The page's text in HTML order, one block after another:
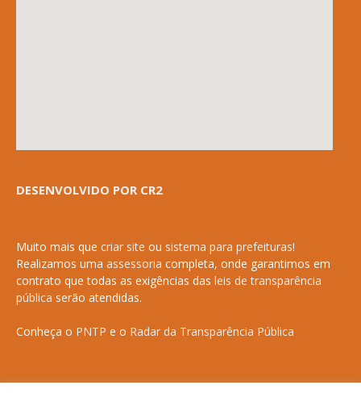
DESENVOLVIDO POR CR2
Muito mais que criar site ou sistema para prefeituras!
Realizamos uma assessoria completa, onde garantimos em
contrato que todas as exigências das leis de transparência
pública serão atendidas.
Conheça o PNTP e o Radar da Transparência Pública